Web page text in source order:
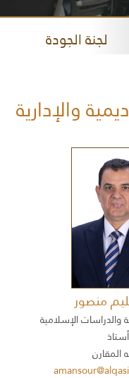
لجنة الجودة
والإدارية
منصور
والدراسات الإسلامية
أستاذ
المقارن